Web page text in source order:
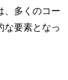
、多くのコー
な要素となっ